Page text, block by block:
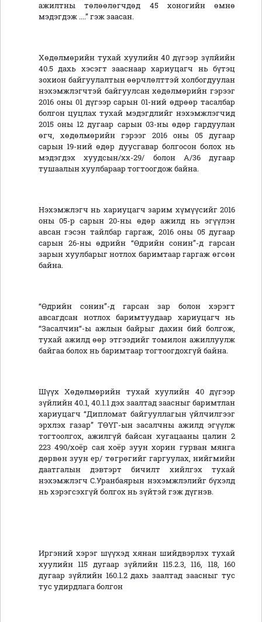
ажилтны төлөөлөгчдөд 45 хоногийн өмнө
мэдэгдэж ....” гэж заасан.
Хөдөлмөрийн тухай хуулийн 40 дүгээр зүлйийн
40.5 дахь хэсэгт зааснаар хариуцагч нь бүтэц
зохион байгуулалтын өөрчлөлттэй холбогдуулан
нэхэмжлэгчтэй байгуулсан хөдөлмөрийн гэрээг
2016 оны 01 дүгээр сарын 01-ний өдрөөр тасалбар
болгон цуцлах тухай мэдэгдлийг нэхэмжлэгчид
2015 оны 12 дугаар сарын 03-ны өдөр гардуулан
өгч, хөдөлмөрийн гэрээг 2016 оны 05 дугаар
сарын 19-ний өдөр дуусгавар болгосон болох нь
мэдэгдэх хуудсын/хх-29/ болон А/36 дугаар
тушаалын хуулбараар тогтоогдож байна.
Нэхэмжлэгч нь хариуцагч зарим хүмүүсийг 2016
оны 05-р сарын 20-ны өдөр ажилд нь эгүүлэн
авсан гэсэн тайлбар гаргаж, 2016 оны 05 дугаар
сарын 26-ны өдрийн “Өдрийн сонин”-д гарсан
зарын хуулбарыг нотлох баримтаар гаргаж өгсөн
байна.
“Өдрийн сонин”-д гарсан зар болон хэрэгт
авсагдсан нотлох баримтуудаар хариуцагч нь
“Засалчин“-ы ажлын байрыг дахин бий болгож,
тухай ажилд өөр этгээдийг томилон ажиллуулж
байгаа болох нь баримтаар тогтоогдохгүй байна.
Шүүх Хөдөлмөрийн тухай хуулийн 40 дүгээр
зүйлийн 40.1, 40.1.1 дэх заалтад заасныг баримтлан
хариуцагч “Дипломат байгууллагын үйлчилгээг
эрхлэх газар” ТӨҮГ-ын засалчны ажилд эгүүлж
тогтоолгох, ажилгүй байсан хугацааны цалин 2
223 490/хоёр сая хоёр зуун хорин гурван мянга
дөрвөн зуун ер/ төгрөгийг гаргуулах, нийгмийн
даатгалын дэвтэрт бичилт хийлгэх тухай
нэхэмжлэгч С.Уранбаярын нэхэмжлэлийг бүхэлд
нь хэрэгсэхгүй болгох нь зүйтэй гэж дүгнэв.
Иргэний хэрэг шүүхэд хянан шийдвэрлэх тухай
хуулийн 115 дугаар зүйлийн 115.2.3, 116, 118, 160
дугаар зүйлийн 160.1.2 дахь заалтад заасныг тус
тус удирдлага болгон